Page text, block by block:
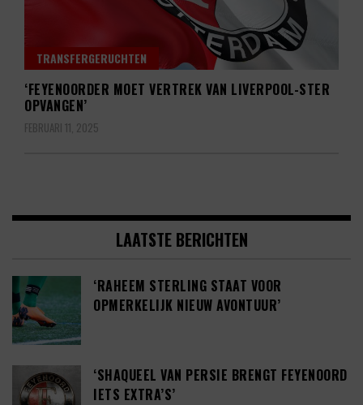
TRANSFERGERUCHTEN
‘FEYENOORDER MOET VERTREK VAN LIVERPOOL-STER
OPVANGEN’
FEBRUARI 11, 2025
LAATSTE BERICHTEN
‘RAHEEM STERLING STAAT VOOR
OPMERKELIJK NIEUW AVONTUUR’
‘SHAQUEEL VAN PERSIE BRENGT FEYENOORD
IETS EXTRA’S’